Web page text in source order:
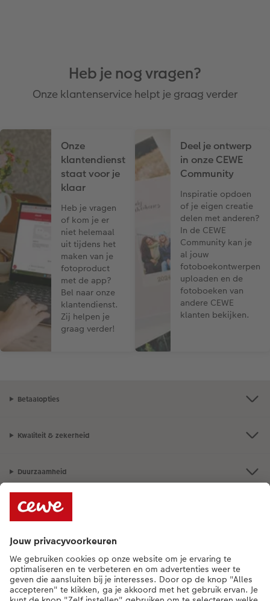
Heb je nog vragen?
Onze klantenservice helpt je graag verder
Onze
klantendienst
staat voor je
klaar
Heb je vragen
of kom je er
niet helemaal
uit tijdens het
maken van je
fotoproduct
met de app?
Bel naar onze
klantendienst.
Zij helpen je
graag verder!
Deel je ontwerp
in onze CEWE
Community
Inspiratie opdoen
of je eigen creatie
delen met anderen?
In de CEWE
Community kan je
al jouw
fotoboekontwerpen
uploaden en de
fotoboeken van
andere CEWE
klanten bekijken.
Betaalopties
Kwaliteit & zekerheid
Duurzaamheid
Service
Algemeen
Assortiment